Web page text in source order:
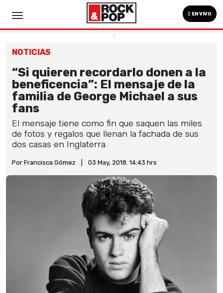
EN VIVO
NOTICIAS
“Si quieren recordarlo donen a la
beneficencia”: El mensaje de la
familia de George Michael a sus
fans
El mensaje tiene como fin que saquen las miles
de fotos y regalos que llenan la fachada de sus
dos casas en Inglaterra.
Por Francisca Gómez 03 May, 2018. 14:43 hrs